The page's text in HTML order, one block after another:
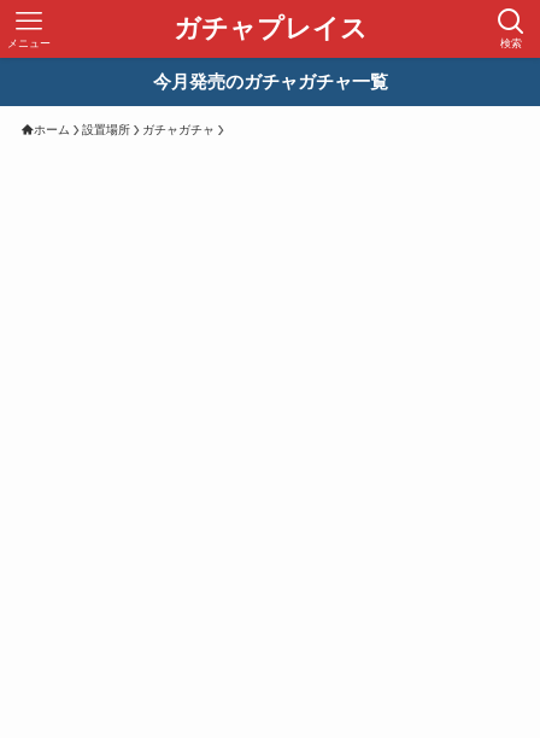
ガチャプレイス 検索
メニュー
今月発売のガチャガチャ一覧
ホーム 設置場所 ガチャガチャ